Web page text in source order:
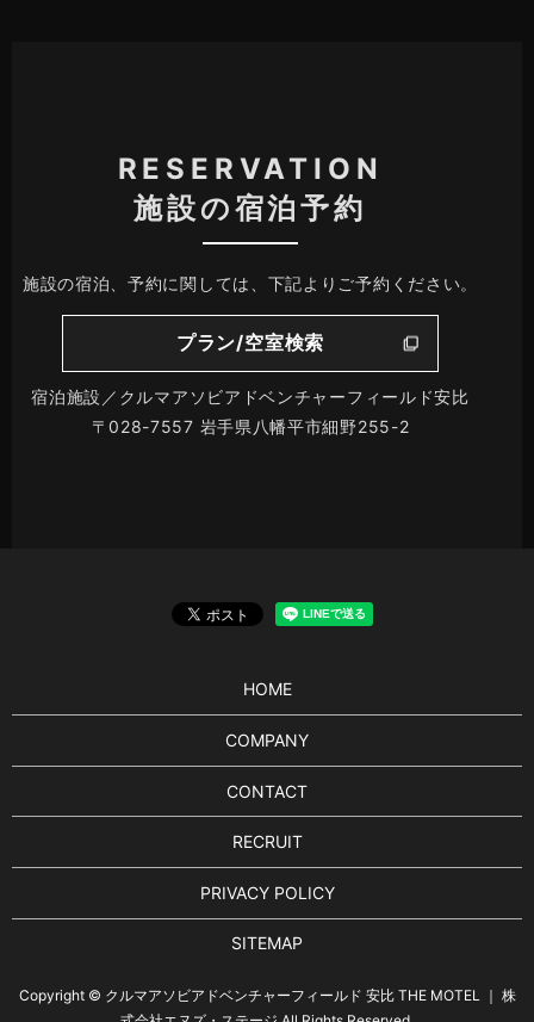
RESERVATION
施設の宿泊予約
施設の宿泊、予約に関しては、下記よりご予約ください。
プラン/空室検索
宿泊施設／クルマアソビアドベンチャーフィールド安比
〒028-7557 岩手県八幡平市細野255-2
HOME
COMPANY
CONTACT
RECRUIT
PRIVACY POLICY
SITEMAP
Copyright © クルマアソビアドベンチャーフィールド 安比 THE MOTEL ｜ 株